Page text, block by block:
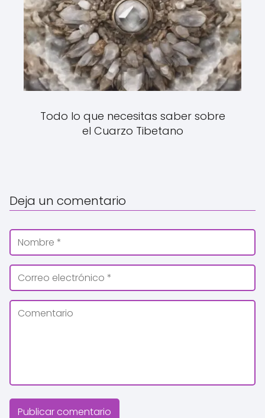
Todo lo que necesitas saber sobre
el Cuarzo Tibetano
Deja un comentario